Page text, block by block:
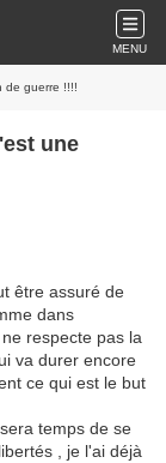
MENU
de guerre !!!!
une
être assuré de
dans
respecte pas la
va durer encore
ce qui est le but
temps de se
, je l'ai déjà